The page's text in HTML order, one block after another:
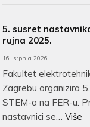
5. susret
rujna 2025.
16. srpnja 2026.
Fakultet
Zagrebu organizira
STEM-a na FER-u.
nastavnici se…Više